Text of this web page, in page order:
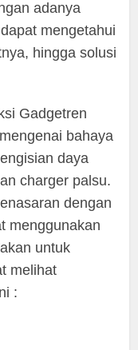
adanya
mengetahui
hingga solusi
Gadgetren
bahaya
daya
charger palsu.
dengan
menggunakan
untuk
melihat
: